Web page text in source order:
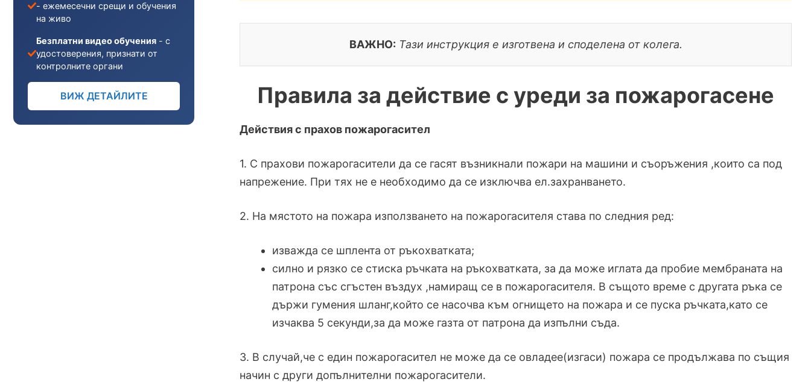
ВАЖНО: Тази инструкция е изготвена и споделена от колега.
Правила за действие с уреди за пожарогасене
Действия с прахов пожарогасител
1. С прахови пожарогасители да се гасят възникнали пожари на машини и съоръжения ,които са под
напрежение. При тях не е необходимо да се изключва ел.захранването.
2. На мястото на пожара използването на пожарогасителя става по следния ред:
изважда се шплента от ръкохватката;
силно и рязко се стиска ръчката на ръкохватката, за да може иглата да пробие мембраната на
патрона със сгъстен въздух ,намиращ се в пожарогасителя. В същото време с другата ръка се
държи гумения шланг,който се насочва към огнището на пожара и се пуска ръчката,като се
изчаква 5 секунди,за да може газта от патрона да изпълни съда.
3. В случай,че с един пожарогасител не може да се овладее(изгаси) пожара се продължава по същия
начин с други допълнителни пожарогасители.
- ежемесечни срещи и обучения
на живо
Безплатни видео обучения - с
удостоверения, признати от
контролните органи
ВИЖ ДЕТАЙЛИТЕ